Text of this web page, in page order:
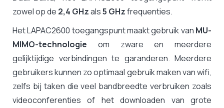
zowel op de 2,4 GHzals5 GHzfrequenties.
Het LAPAC2600 toegangspunt maakt gebruik van MU-
MIMO-technologie om zware en meerdere
gelijktijdige verbindingen te garanderen. Meerdere
gebruikers kunnen zo optimaal gebruik maken van wifi,
zelfs bij taken die veel bandbreedte verbruiken zoals
videoconferenties of het downloaden van grote